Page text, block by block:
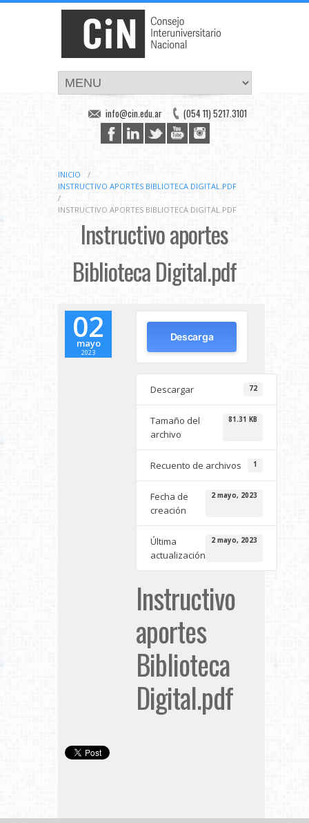
(054 11) 5217.3101
info@cin.edu.ar
INICIO
/
INSTRUCTIVO APORTES BIBLIOTECA DIGITAL.PDF
/
INSTRUCTIVO APORTES BIBLIOTECA DIGITAL.PDF
Instructivo aportes
Biblioteca Digital.pdf
02
mayo
2023
Descarga
Descargar 72
Tamaño del
archivo
81.31 KB
Recuento de archivos 1
Fecha de
creación
2 mayo, 2023
Última
actualización
2 mayo, 2023
Instructivo
aportes
Biblioteca
Digital.pdf